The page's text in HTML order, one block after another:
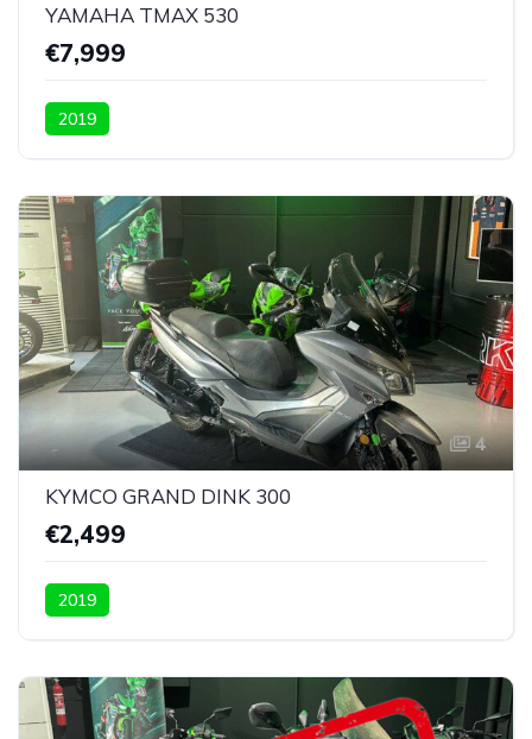
YAMAHA TMAX 530
€7,999
2019
4
KYMCO GRAND DINK 300
€2,499
2019